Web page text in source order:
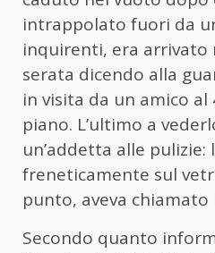
intrappolato fuori da
inquirenti, era arrivato
serata dicendo alla
in visita da un amico al
piano. L’ultimo a
un’addetta alle pulizie:
freneticamente sul
punto, aveva chiamato
Secondo quanto